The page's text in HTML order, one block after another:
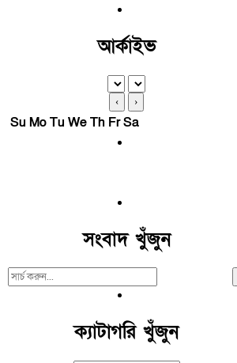
আর্কাইভ
‹ ›
Su MoTu WeTh FrSa
সংবাদ খুঁজুন
Search
ক্যাটাগরি খুঁজুন